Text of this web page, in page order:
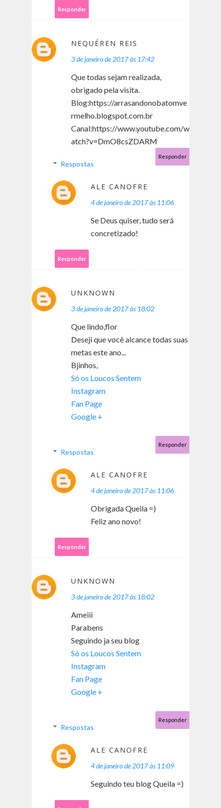
Responder
NEQUÉREN REIS
3 de janeiro de 2017 às 17:42
Que todas sejam realizada,
obrigado pela visita.
Blog:https://arrasandonobatomve
rmelho.blogspot.com.br
Canal:https://www.youtube.com/w
atch?v=DmO8csZDARM
Responder
Respostas
ALE CANOFRE
4 de janeiro de 2017 às 11:06
Se Deus quiser, tudo será
concretizado!
Responder
UNKNOWN
3 de janeiro de 2017 às 18:02
Que lindo,flor
Deseji que você alcance todas suas
metas este ano...
Bjinhos,
Só os Loucos Sentem
Instagram
Fan Page
Google +
Responder
Respostas
ALE CANOFRE
4 de janeiro de 2017 às 11:06
Obrigada Queila =)
Feliz ano novo!
Responder
UNKNOWN
3 de janeiro de 2017 às 18:02
Ameiii
Parabens
Seguindo ja seu blog
Só os Loucos Sentem
Instagram
Fan Page
Google +
Responder
Respostas
ALE CANOFRE
4 de janeiro de 2017 às 11:09
Seguindo teu blog Queila =)